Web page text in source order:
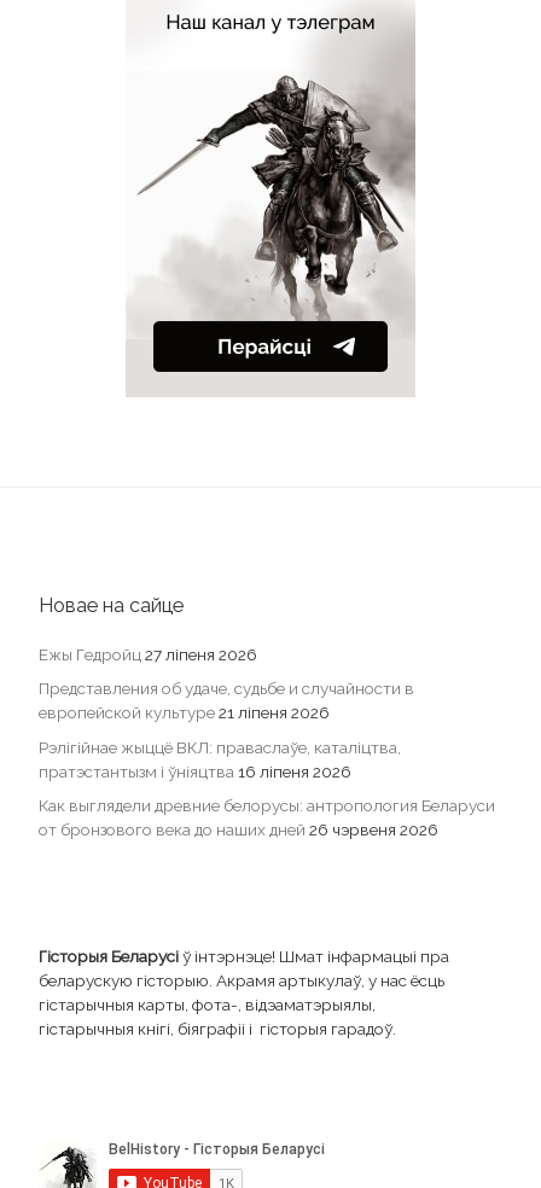
Новае на сайце
Ежы Гедройц 27 ліпеня 2026
Представления об удаче, судьбе и случайности в
европейской культуре21 ліпеня 2026
Рэлігійнае жыццё ВКЛ: праваслаўе, каталіцтва,
пратэстантызм і ўніяцтва 16 ліпеня 2026
Как выглядели древние белорусы: антропология Беларуси
от бронзового века до наших дней 26 чэрвеня 2026
Гісторыя Беларусіў інтэрнэце! Шмат інфармацыі пра
беларускую гісторыю. Акрамя артыкулаў, у нас ёсць
гістарычныя карты, фота-, відэаматэрыялы,
гістарычныя кнігі, біяграфіі і гісторыя гарадоў.